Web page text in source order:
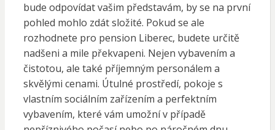
bude odpovídat vašim představám, by se na první
pohled mohlo zdát složité. Pokud se ale
rozhodnete pro pension Liberec, budete určitě
nadšeni a mile překvapeni. Nejen vybavením a
čistotou, ale také příjemným personálem a
skvělými cenami. Útulné prostředí, pokoje s
vlastním sociálním zařízením a perfektním
vybavením, které vám umožní v případě